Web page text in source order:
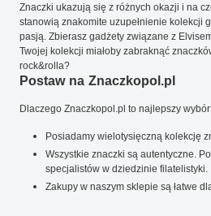
Znaczki ukazują się z różnych okazji i na
stanowią znakomite uzupełnienie kolekcji
pasją. Zbierasz gadżety związane z
Twojej kolekcji miałoby zabraknąć
rock&rolla?
Postaw na Znaczkopol.pl
Dlaczego Znaczkopol.pl to najlepszy
Posiadamy wielotysięczną kolekcję
Wszystkie znaczki są autentyczne.
specjalistów w dziedzinie filatelistyki.
Zakupy w naszym sklepie są łatwe